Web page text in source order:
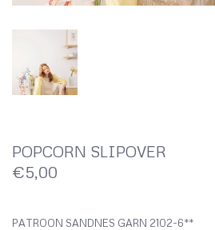
POPCORN SLIPOVER
€5,00
PATROON SANDNES GARN 2102-6**